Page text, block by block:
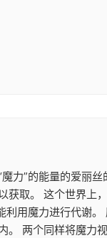
力”的能量的爱丽
获取。 这个世界上
利用魔力进行代谢
。 两个同样将魔力